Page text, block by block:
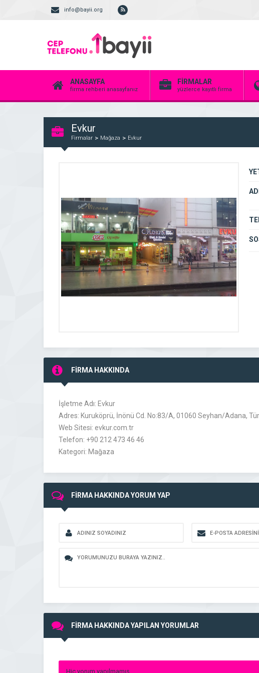
info@bayii.org
ANASAYFA
firma rehberi anasayfanız
FİRMALAR
yüzlerce kayıtlı firma
Evkur
Firmalar Mağaza Evkur
FİRMA HAKKINDA
İşletme Adı: Evkur
Adres: Kuruköprü, İnönü Cd. No:83/A, 01060 Seyhan/Adana,
Web Sitesi: evkur.com.tr
Telefon: +90 212 473 46 46
Kategori: Mağaza
FİRMA HAKKINDA YORUM YAP
FİRMA HAKKINDA YAPILAN YORUMLAR
Hiç yorum yapılmamış.